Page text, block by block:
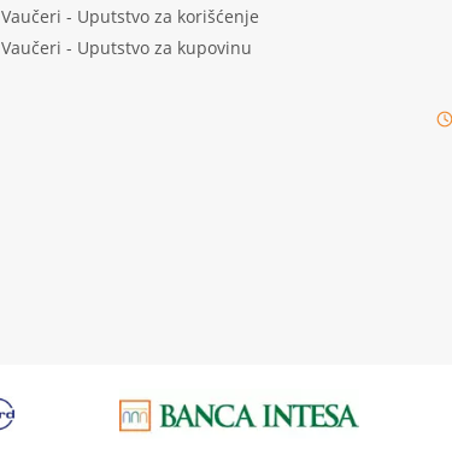
Vaučeri - Uputstvo za korišćenje
Vaučeri - Uputstvo za kupovinu